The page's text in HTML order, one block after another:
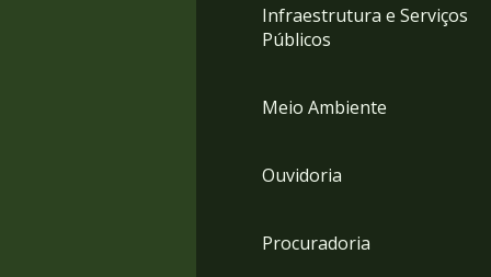
Infraestrutura e Serviços
Públicos
Meio Ambiente
Ouvidoria
Procuradoria